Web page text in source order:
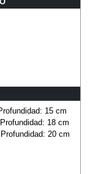
15 cm
18 cm
20 cm